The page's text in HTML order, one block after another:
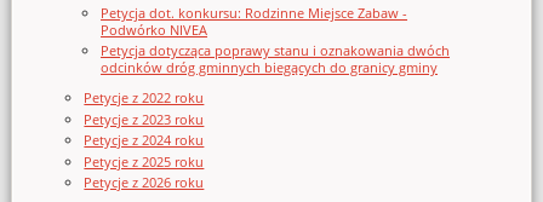
Petycja dot. konkursu: Rodzinne Miejsce Zabaw -
Podwórko NIVEA
Petycja dotycząca poprawy stanu i oznakowania dwóch
odcinków dróg gminnych biegących do granicy gminy
Petycje z 2022 roku
Petycje z 2023 roku
Petycje z 2024 roku
Petycje z 2025 roku
Petycje z 2026 roku